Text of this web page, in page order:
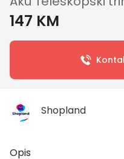
147 KM
Shopland
Opis